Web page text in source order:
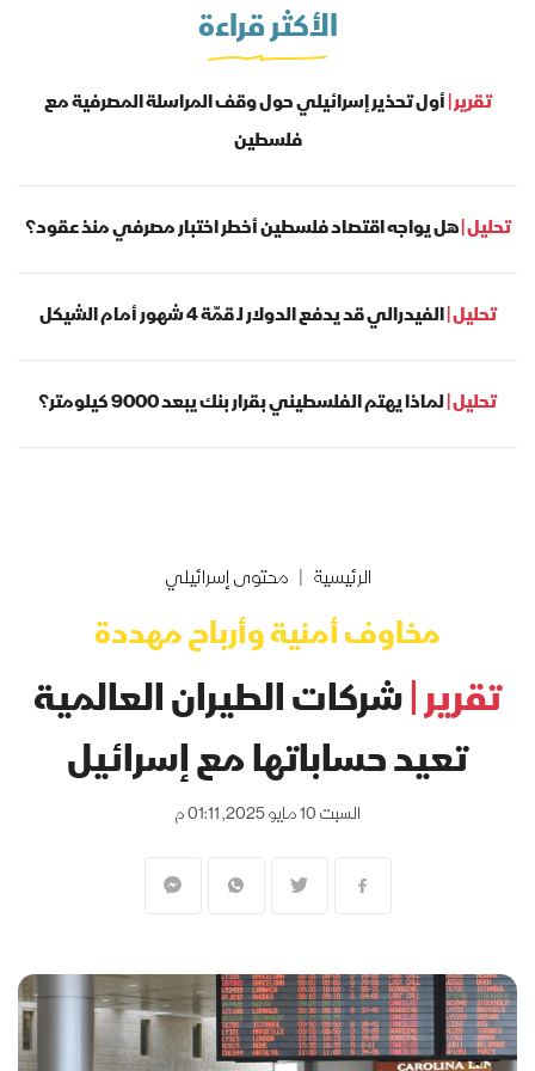
الأكثر قراءة
تقرير |أول تحذير إسرائيلي حول وقف المراسلة المصرفية مع
فلسطين
تحليل |هل يواجه اقتصاد فلسطين أخطر اختبار مصرفي منذ عقود؟
تحليل |الفيدرالي قد يدفع الدولار لـ قمّة 4 شهور أمام الشيكل
تحليل |لماذا يهتم الفلسطيني بقرار بنك يبعد 9000 كيلومتر؟
الرئيسية محتوى إسرائيلي
مخاوف أمنية وأرباح مهددة
تقرير |شركات الطيران العالمية
تعيد حساباتها مع إسرائيل
السبت 10 مايو 2025, 01:11 م